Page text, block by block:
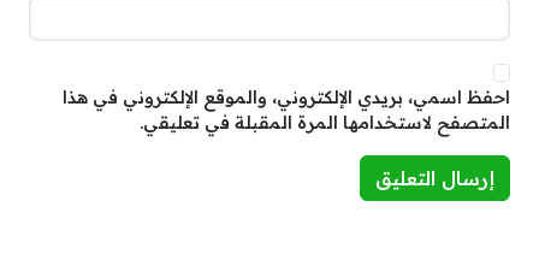
احفظ اسمي، بريدي الإلكتروني، والموقع الإلكتروني في هذا
المتصفح لاستخدامها المرة المقبلة في تعليقي.